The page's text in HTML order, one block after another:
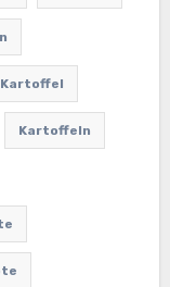
Kartoffel
Kartoffeln